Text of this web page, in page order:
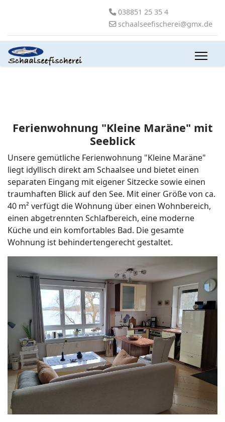
038851 25 35 4
schaalseefischerei@gmx.de
Ferienwohnung "Kleine Maräne" mit
Seeblick
Unsere gemütliche Ferienwohnung "Kleine Maräne"
liegt idyllisch direkt am Schaalsee und bietet einen
separaten Eingang mit eigener Sitzecke sowie einen
traumhaften Blick auf den See. Mit einer Größe von ca.
40 m² verfügt die Wohnung über einen Wohnbereich,
einen abgetrennten Schlafbereich, eine moderne
Küche und ein komfortables Bad. Die gesamte
Wohnung ist behindertengerecht gestaltet.